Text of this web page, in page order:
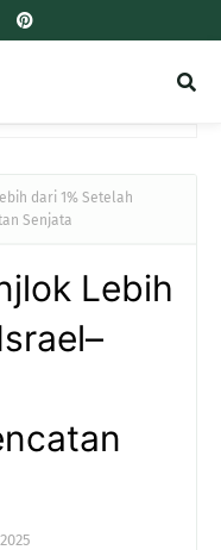
dari 1% Setelah
Senjata
Lebih